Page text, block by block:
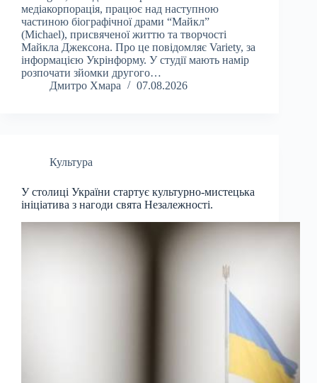
медіакорпорація, працює над наступною
частиною біографічної драми “Майкл”
(Michael), присвяченої життю та творчості
Майкла Джексона. Про це повідомляє Variety, за
інформацією Укрінформу. У студії мають намір
розпочати зйомки другого…
Дмитро Хмара
07.08.2026
Культура
У столиці України стартує культурно-мистецька
ініціатива з нагоди свята Незалежності.